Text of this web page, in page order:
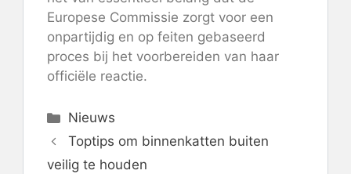
Europese Commissie zorgt voor een
onpartijdig en op feiten gebaseerd
proces bij het voorbereiden van haar
officiële reactie.
Categorieën
Nieuws
Toptips om binnenkatten buiten
veilig te houden